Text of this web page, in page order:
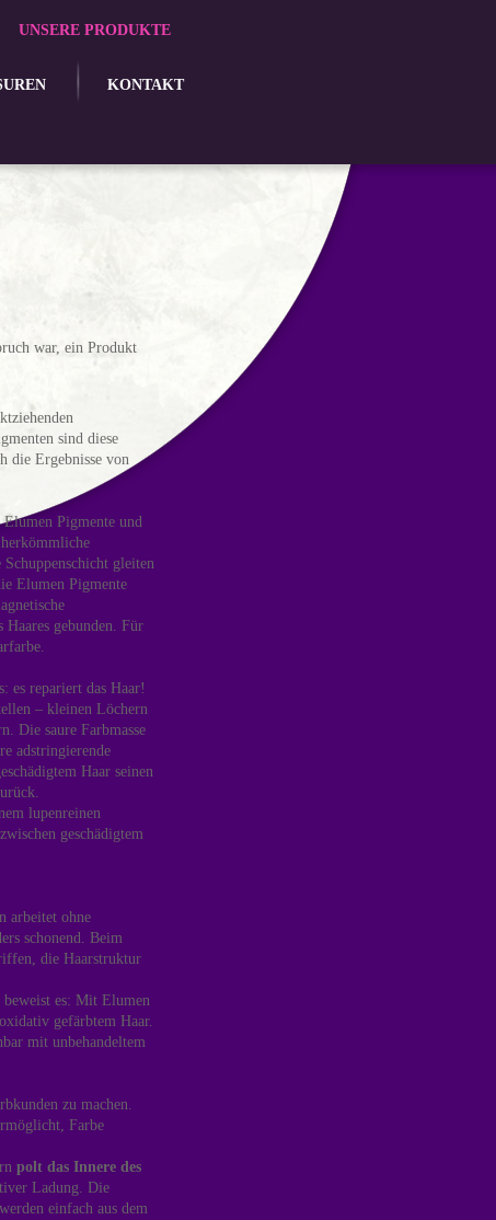
UNSERE PRODUKTE
KONTAKT
war, ein Produkt
sind diese
die Ergebnisse von
Pigmente und
gleiten
Elumen Pigmente
gebunden. Für
es repariert das Haar!
– kleinen Löchern
Die saure Farbmasse
adstringierende
Haar seinen
lupenreinen
geschädigtem
arbeitet ohne
schonend. Beim
die Haarstruktur
es: Mit Elumen
gefärbtem Haar.
mit unbehandeltem
zu machen.
Farbe
polt das Innere des
Ladung. Die
einfach aus dem